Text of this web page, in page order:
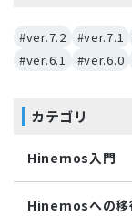
#ver.7.2 #ver.7.1
#ver.6.1
#ver.6.0
カテゴリ
Hinemos入門
Hinemosへの移